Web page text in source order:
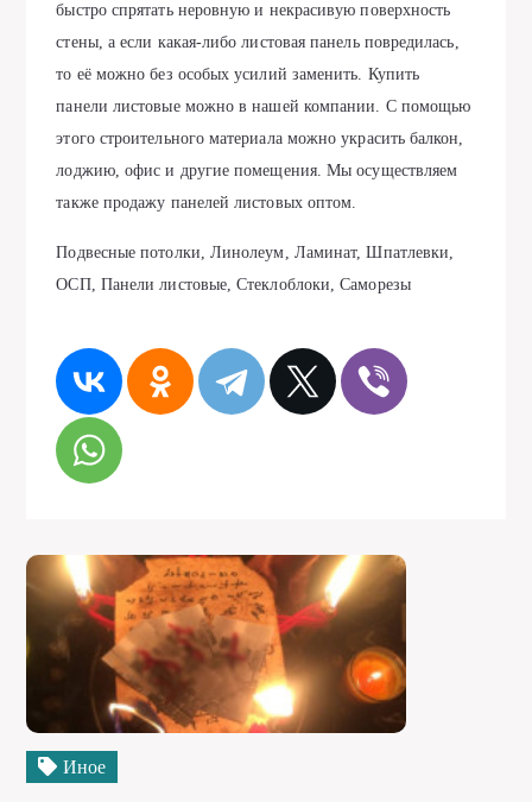
быстро спрятать неровную и некрасивую поверхность
стены, а если какая-либо листовая панель повредилась,
то её можно без особых усилий заменить. Купить
панели листовые можно в нашей компании. С помощью
этого строительного материала можно украсить балкон,
лоджию, офис и другие помещения. Мы осуществляем
также продажу панелей листовых оптом.
Подвесные потолки, Линолеум, Ламинат, Шпатлевки,
ОСП, Панели листовые, Стеклоблоки, Саморезы
Иное